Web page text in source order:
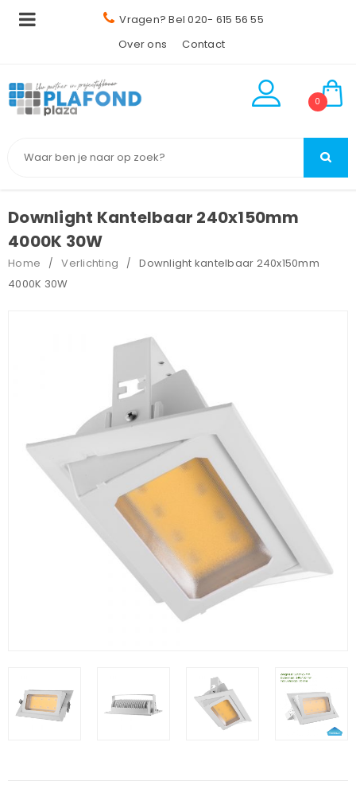
Vragen? Bel 020- 615 56 55
Over ons
Contact
0
Downlight Kantelbaar 240x150mm
4000K 30W
Home / Verlichting /
Downlight kantelbaar 240x150mm
4000K 30W